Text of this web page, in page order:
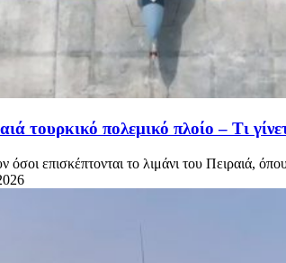
τουρκικό πολεμικό πλοίο – Τι
όσοι επισκέπτονται το λιμάνι του Πειραιά,